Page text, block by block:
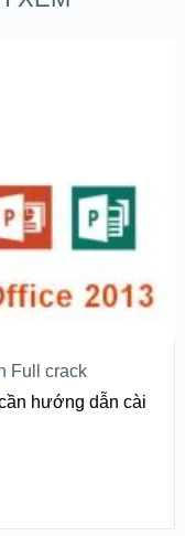
Full crack
hướng dẫn cài